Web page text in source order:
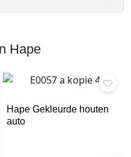
Hape
Hape Gekleurde houten
auto